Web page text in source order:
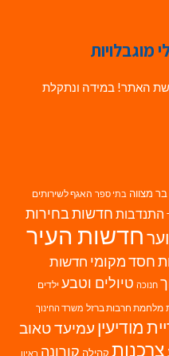
האתר! במידה ונתקלת
בר מצווה בתי ספר האגף לשירותים
התנדבות חדשות בחירות
חדשות העיר
חסד מקומי חדשות
חנוכה טיולים וטבע ילדים
מלחמת חרבות ברזל משרד החינוך
מודיעין עמיעד טאוב
צרכנות קהילה קורונה ראיון